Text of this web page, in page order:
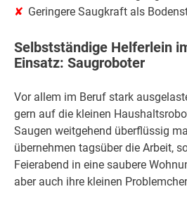
Geringere Saugkraft als
Selbstständige Helferlein
Einsatz: Saugroboter
Vor allem im Beruf stark
gern auf die kleinen
Saugen weitgehend überflüssig
übernehmen tagsüber die Arbeit,
Feierabend in eine saubere
aber auch ihre kleinen